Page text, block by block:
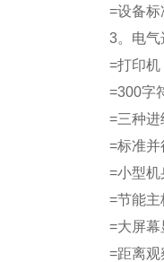
=设备标
3。电气
=打印机
=300字
=三种进
=标准并
=小型机
=节能主
=大屏幕
=距离观